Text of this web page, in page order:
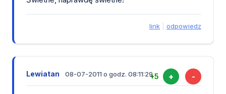
link odpowiedz
Lewiatan 08-07-2011 o godz. 08:11:29+5 + -